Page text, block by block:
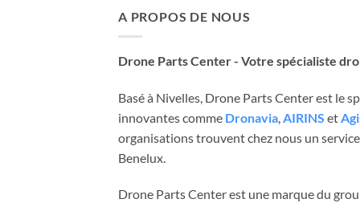
A PROPOS DE NOUS
Drone Parts Center - Votre spécialiste
Basé à Nivelles, Drone Parts Center est le
innovantes comme Dronavia AIRINS et
organisations trouvent chez nous un
Benelux.
Drone Parts Center est une marque du